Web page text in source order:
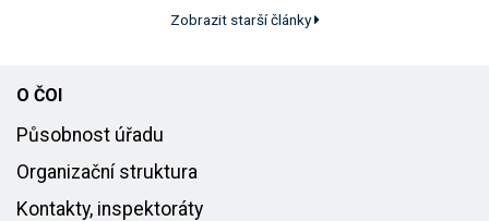
Zobrazit starší články
O ČOI
Působnost úřadu
Organizační struktura
Kontakty, inspektoráty